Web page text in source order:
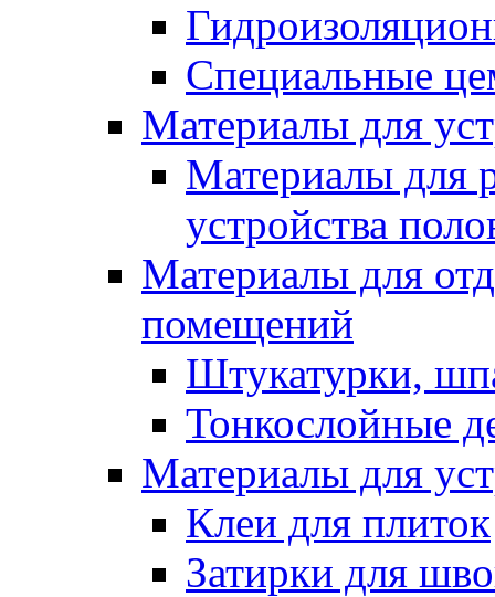
Специальные
Материалы для
Материалы для
устройства
Материалы для
помещений
Штукатурки,
Тонкослойные
Материалы для
Клеи для плиток
Затирки для